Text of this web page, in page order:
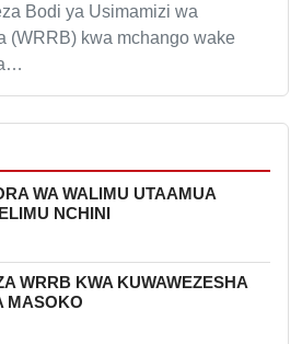
Bodi ya Usimamizi wa
(WRRB) kwa mchango wake
WA WALIMU UTAAMUA
NCHINI
WRRB KWA KUWAWEZESHA
MASOKO